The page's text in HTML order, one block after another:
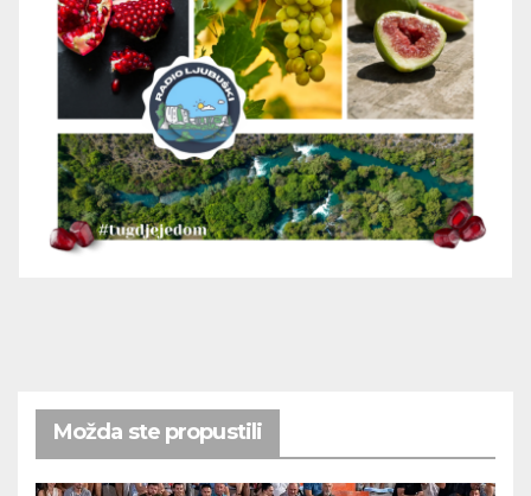
Možda ste propustili